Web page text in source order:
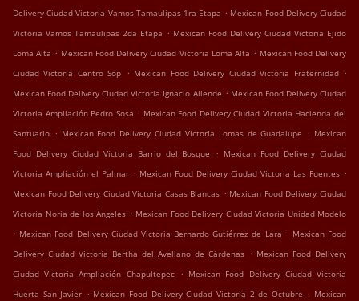
Delivery Ciudad Victoria Vamos Tamaulipas 1ra Etapa . Mexican Food Delivery Ciudad
Victoria Vamos Tamaulipas 2da Etapa . Mexican Food Delivery Ciudad Victoria Ejido
Loma Alta . Mexican Food Delivery Ciudad Victoria Loma Alta . Mexican Food Delivery
Ciudad Victoria Centro Sop . Mexican Food Delivery Ciudad Victoria Fraternidad .
Mexican Food Delivery Ciudad Victoria Ignacio Allende . Mexican Food Delivery Ciudad
Victoria Ampliación Pedro Sosa . Mexican Food Delivery Ciudad Victoria Hacienda del
Santuario . Mexican Food Delivery Ciudad Victoria Lomas de Guadalupe . Mexican
Food Delivery Ciudad Victoria Barrio del Bosque
. Mexican Food Delivery Ciudad
Victoria Ampliación el Palmar . Mexican Food Delivery Ciudad Victoria Las Fuentes .
Mexican Food Delivery Ciudad Victoria Casas Blancas . Mexican Food Delivery Ciudad
Victoria Noria de los Ángeles . Mexican Food Delivery Ciudad Victoria Unidad Modelo
. Mexican Food Delivery Ciudad Victoria Bernardo Gutiérrez de Lara . Mexican Food
Delivery Ciudad Victoria Bertha del Avellano de Cárdenas . Mexican Food Delivery
Ciudad Victoria Ampliación Chapultepec . Mexican Food Delivery Ciudad Victoria
Huerta San Javier . Mexican Food Delivery Ciudad Victoria 2 de Octubre . Mexican